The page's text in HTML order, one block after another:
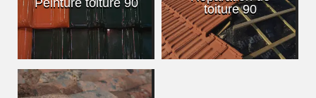
Peinture toiture 90
toiture 90